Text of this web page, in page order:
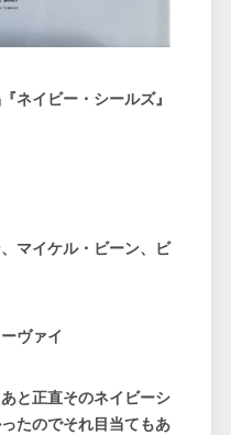
ネイビー・シールズ』
マイケル・ビーン、ビ
ヴァイ
と正直そのネイビーシ
たのでそれ目当てもあ